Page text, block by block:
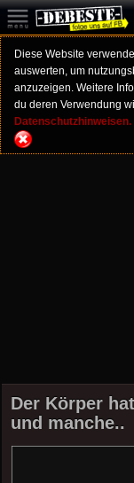
Diese Website
auswerten, um
anzuzeigen. Weitere
du deren Verwendung
Datenschutzhinweisen.
Der Körper
und manche..